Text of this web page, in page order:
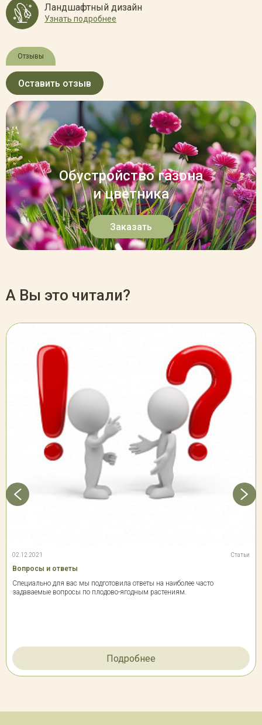
Ландшафтный дизайн
Узнать подробнее
Отзывы
Оставить отзыв
Обустройство газона
и цветника
Заказать
А Вы это читали?
02.12.2021 Статьи
Вопросы и ответы
Специально для вас мы подготовила ответы на наиболее часто
задаваемые вопросы по плодово-ягодным растениям.
Подробнее